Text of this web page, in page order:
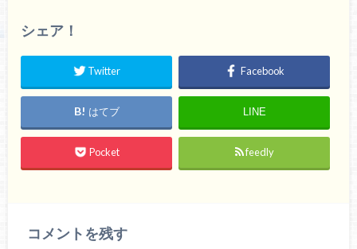
シェア！
Twitter Facebook
はてブ LINE
Pocket feedly
コメントを残す